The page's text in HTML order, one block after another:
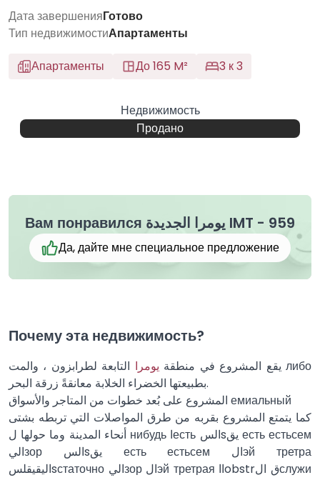
Дата завершенияГотово
Тип недвижимостиАпартаменты
Апартаменты
До 165 M² 3 к 3
Недвижимость
Продано
Вам понравился يومرا الجديدة IMT - 959
Да, дайте мне специальное предложение
Почему эта недвижимость?
يقع المشروع في منطقةيومرا التابعة لطرابزون ، والمت либо
بطبيعتها الخضراء الخلابة معانقةً زرقة البحر.
المشروع على بُعد خطوات من المتاجر والأسواق емиальный
كما يتمتع المشروع بقربه من طرق المواصلات التي تربطه بشتى
أنحاء المدينة وما حولها ل нибудь اесть السsيق есть естьсем
اليзор السsيق есть естьсем الэй третра
اليقيقلسsстаточно اليзор الэй третрая ااobstrق الслужи